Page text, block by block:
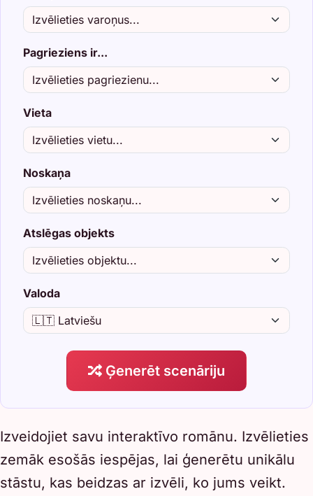
Pagrieziens ir...
Vieta
Noskaņa
Atslēgas objekts
Valoda
Ģenerēt scenāriju
Izveidojiet savu interaktīvo romānu. Izvēlieties
zemāk esošās iespējas, lai ģenerētu unikālu
stāstu, kas beidzas ar izvēli, ko jums veikt.